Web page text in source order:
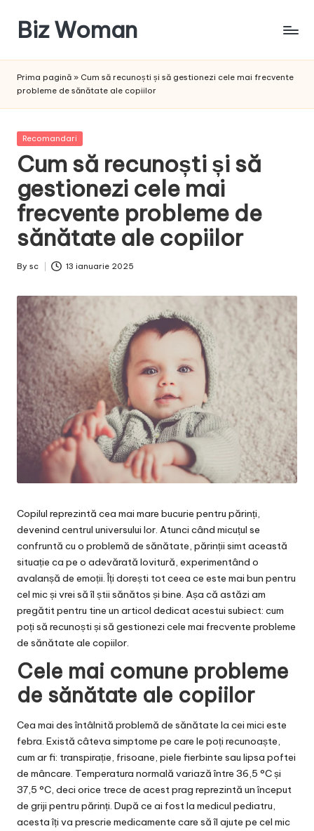
content
Biz Woman
succesul
Prima pagină » Cum să recunoști și să gestionezi cele mai frecvente
probleme de sănătate ale copiilor
Posted
Recomandari
Cum să recunoști și să
gestionezi cele mai
frecvente probleme de
sănătate ale copiilor
Posted
By sc 13 ianuarie 2025
Copilul reprezintă cea mai mare bucurie pentru părinți,
devenind centrul universului lor. Atunci când micuțul se
confruntă cu o problemă de sănătate, părinții simt această
situație ca pe o adevărată lovitură, experimentând o
avalanșă de emoții. Îți dorești tot ceea ce este mai bun pentru
cel mic și vrei să îl știi sănătos și bine. Așa că astăzi am
pregătit pentru tine un articol dedicat acestui subiect: cum
poți să recunoști și să gestionezi cele mai frecvente probleme
de sănătate ale copiilor.
Cele mai comune probleme
de sănătate ale copiilor
Cea mai des întâlnită problemă de sănătate la cei mici este
febra. Există câteva simptome pe care le poți recunoaște,
cum ar fi: transpirație, frisoane, piele fierbinte sau lipsa poftei
de mâncare. Temperatura normală variază între 36,5 °C și
37,5 °C, deci orice trece de acest prag reprezintă un început
de griji pentru părinți. După ce ai fost la medicul pediatru,
acesta îți va prescrie medicamente care să îl ajute pe cel mic